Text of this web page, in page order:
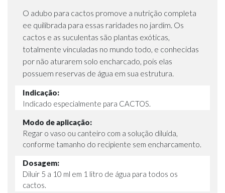
O adubo para cactos promove a nutrição completa
ee quilibrada para essas raridades no jardim. Os
cactos e as suculentas são plantas exóticas,
totalmente vinculadas no mundo todo, e conhecidas
por não aturarem solo encharcado, pois elas
possuem reservas de água em sua estrutura.
Indicação:
Indicado especialmente para CACTOS.
Modo de aplicação:
Regar o vaso ou canteiro com a solução diluída,
conforme tamanho do recipiente sem encharcamento.
Dosagem:
Diluir 5 a 10 ml em 1 litro de água para todos os
cactos.